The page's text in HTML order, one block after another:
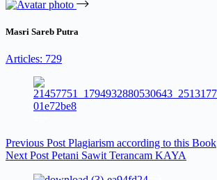
Masri Sareb Putra
Articles: 729
Previous Post Plagiarism according to this Book
Next Post Petani Sawit Terancam KAYA